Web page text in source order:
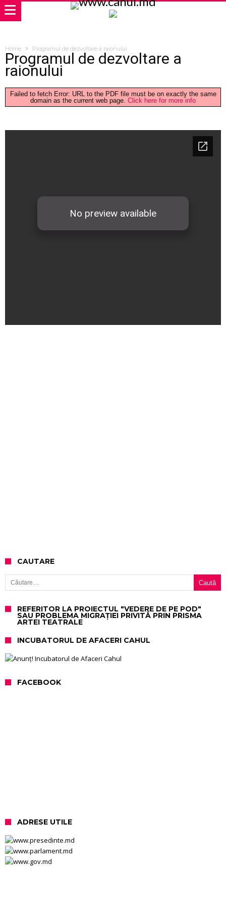
Home Programul de dezvoltare a raionului
Programul de dezvoltare a
raionului
Failed to fetch Error: URL to the PDF file must be on exactly the same
domain as the current web page. Click here for more info
CAUTARE
Caută după:
REFERITOR LA PROIECTUL "VEDERE DE PE POD"
SAU PROBLEMA MIGRAȚIEI PRIVITĂ PRIN PRISMA
ARTEI TEATRALE
INCUBATORUL DE AFACERI CAHUL
FACEBOOK
ADRESE UTILE